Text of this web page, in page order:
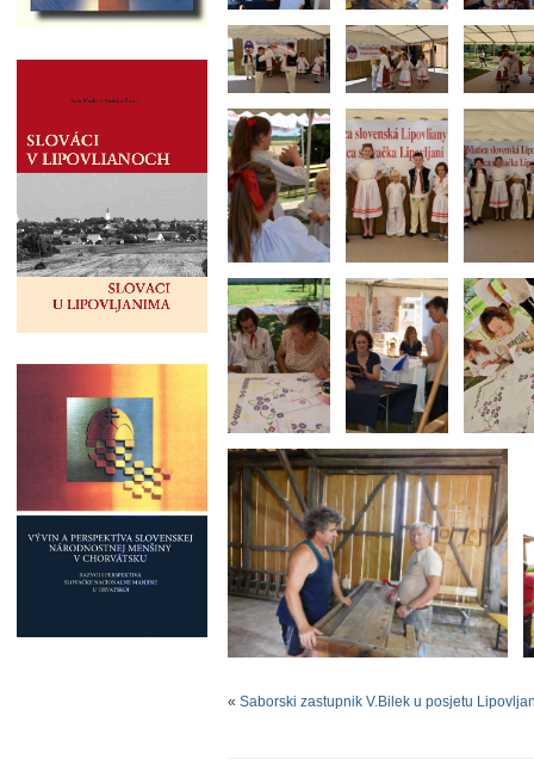
« Saborski zastupnik V.Bilek u posjetu